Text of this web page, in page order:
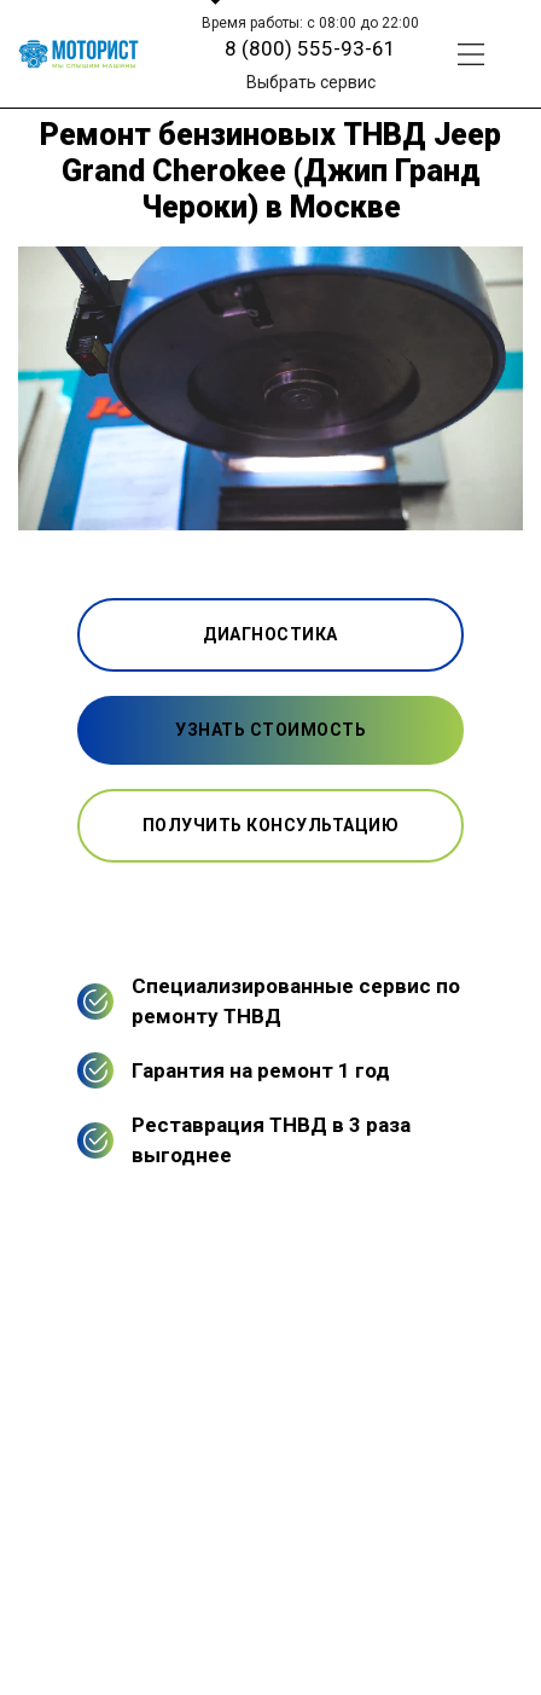
Время работы: с 08:00 до 22:00
8 (800) 555-93-61
Выбрать сервис
Ремонт бензиновых ТНВД Jeep
Grand Cherokee (Джип Гранд
Чероки) в Москве
ДИАГНОСТИКА
УЗНАТЬ СТОИМОСТЬ
ПОЛУЧИТЬ КОНСУЛЬТАЦИЮ
Специализированные сервис по
ремонту ТНВД
Гарантия на ремонт 1 год
Реставрация ТНВД в 3 раза
выгоднее